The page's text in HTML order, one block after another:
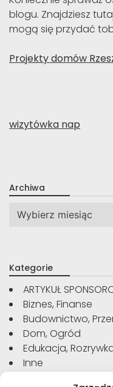
blogu. Znajdziesz
mogą się przydać
Projekty domów
wizytówka nap
Archiwa
Archiwa
Kategorie
ARTYKUŁ
Biznes, Finanse
Budownictwo,
Dom, Ogród
Edukacja,
Inne